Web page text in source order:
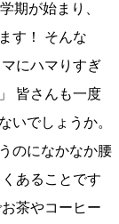
期が始まり、
す！ そんな
にハマりすぎ
皆さんも一度
いでしょうか。
のになかなか腰
あることです
茶やコーヒー